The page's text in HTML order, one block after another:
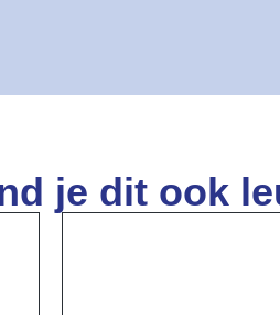
je dit ook